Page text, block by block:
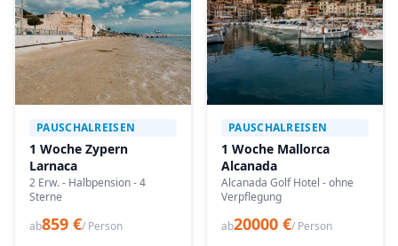
PAUSCHALREISEN
1 Woche Zypern
Larnaca
2 Erw. - Halbpension - 4
Sterne
ab859 €/ Person
PAUSCHALREISEN
1 Woche Mallorca
Alcanada
Alcanada Golf Hotel - ohne
Verpflegung
ab20000 €/ Person